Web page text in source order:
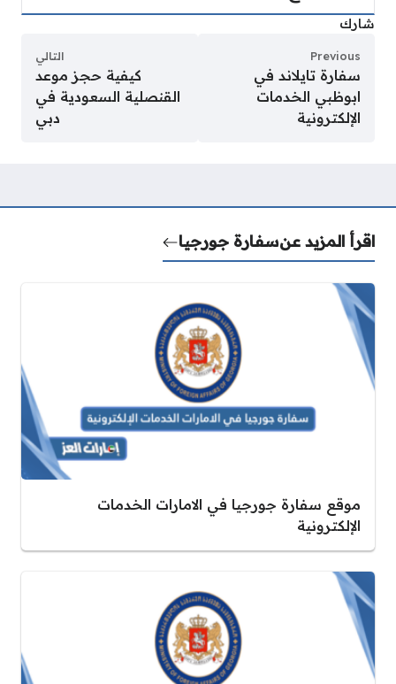
شارك
Previous
سفارة تايلاند في
ابوظبي الخدمات
الإلكترونية
التالي
كيفية حجز موعد
القنصلية السعودية في
دبي
اقرأ المزيد عنسفارة جورجيا
موقع سفارة جورجيا في الامارات الخدمات
الإلكترونية